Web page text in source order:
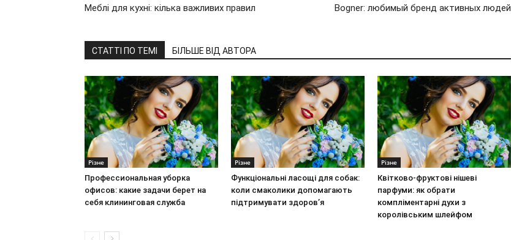
Меблі для кухні: кілька важливих правил Bogner: любимый бренд активных людей
СТАТТІ ПО ТЕМІ БІЛЬШЕ ВІД АВТОРА
Різне
Профессиональная уборка
офисов: какие задачи берет на
себя клининговая служба
Різне
Функціональні ласощі для собак:
коли смаколики допомагають
підтримувати здоров’я
Різне
Квітково-фруктові нішеві
парфуми: як обрати
компліментарні духи з
королівським шлейфом